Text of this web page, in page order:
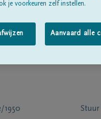
1950
Stuur
je voorkeuren zelf instellen.
Aanvaard alle